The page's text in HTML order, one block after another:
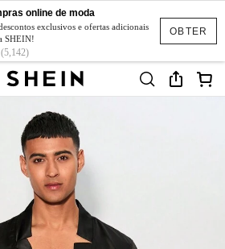
OBTER
online de moda
exclusivos e ofertas adicionais
SHEIN!
(5,142)